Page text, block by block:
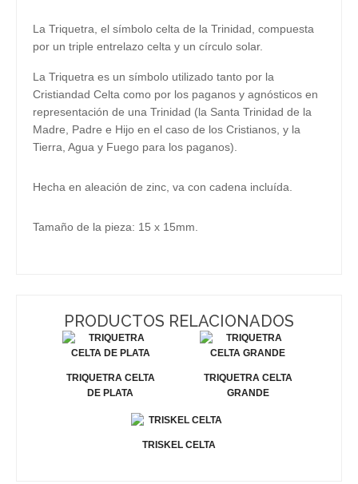
La Triquetra, el símbolo celta de la Trinidad, compuesta
por un triple entrelazo celta y un círculo solar.
La Triquetra es un símbolo utilizado tanto por la
Cristiandad Celta como por los paganos y agnósticos en
representación de una Trinidad (la Santa Trinidad de la
Madre, Padre e Hijo en el caso de los Cristianos, y la
Tierra, Agua y Fuego para los paganos).
Hecha en aleación de zinc, va con cadena incluída.
Tamaño de la pieza: 15 x 15mm.
PRODUCTOS RELACIONADOS
TRIQUETRA CELTA
DE PLATA
TRIQUETRA CELTA
GRANDE
TRISKEL CELTA